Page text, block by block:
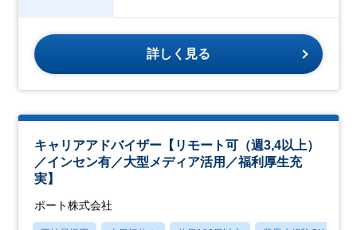
詳しく見る
キャリアアドバイザー【リモート可（週3,4以上）
／インセン有／大型メディア活用／福利厚生充
実】
ポート株式会社